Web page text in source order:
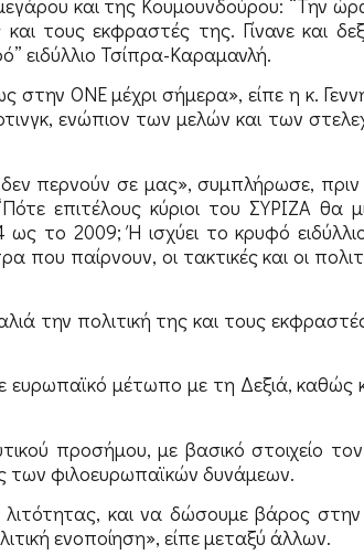
τους εκφραστές της. Γίνανε και
ειδύλλιο Τσίπρα-Καραμανλή.
ΟΝΕ μέχρι σήμερα», είπε η κ.
ενώπιον των μελών και των
περνούν σε μας», συμπλήρωσε,
επιτέλους κύριοι του ΣΥΡΙΖΑ θα
το 2009; Ή ισχύει το κρυφό
παίρνουν, οι τακτικές και οι
την πολιτική της και τους
ευρωπαϊκό μέτωπο με τη Δεξιά, καθώς
προσήμου, με βασικό στοιχείο τον
των φιλοευρωπαϊκών δυνάμεων.
και να δώσουμε βάρος
ενοποίηση», είπε μεταξύ άλλων.